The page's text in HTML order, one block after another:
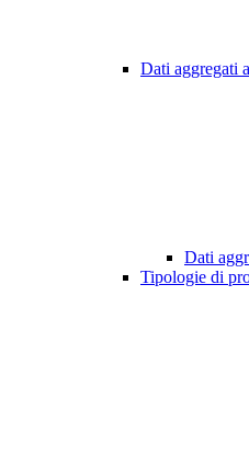
Dati aggregati
Dati
Tipologie di